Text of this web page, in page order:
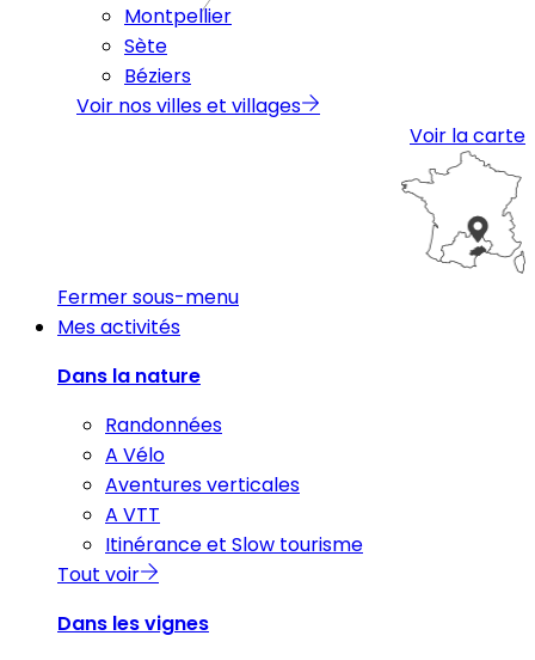
Montpellier
Sète
Béziers
Voir nos villes et villages
Voir la carte
Fermer sous-menu
Mes activités
Dans la nature
Randonnées
A Vélo
Aventures verticales
A VTT
Itinérance et Slow tourisme
Tout voir
Dans les vignes